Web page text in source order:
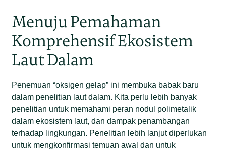
Menuju Pemahaman
Komprehensif Ekosistem
Laut Dalam
Penemuan “oksigen gelap” ini membuka babak baru
dalam penelitian laut dalam. Kita perlu lebih banyak
penelitian untuk memahami peran nodul polimetalik
dalam ekosistem laut, dan dampak penambangan
terhadap lingkungan. Penelitian lebih lanjut diperlukan
untuk mengkonfirmasi temuan awal dan untuk